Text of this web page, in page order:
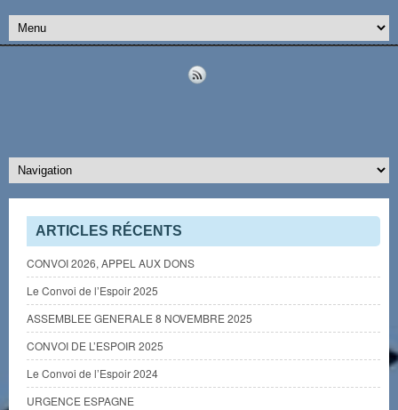
ARTICLES RÉCENTS
CONVOI 2026, APPEL AUX DONS
Le Convoi de l’Espoir 2025
ASSEMBLEE GENERALE 8 NOVEMBRE 2025
CONVOI DE L’ESPOIR 2025
Le Convoi de l’Espoir 2024
URGENCE ESPAGNE